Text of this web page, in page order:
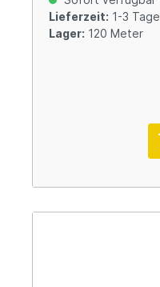
Lieferzeit: 1-3 Tage
Lager: 120 Meter